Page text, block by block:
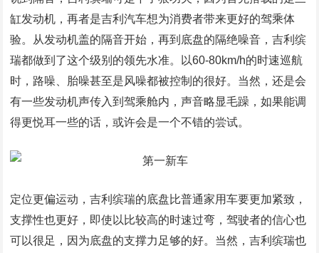
缸发动机，再者是吉利汽车想为消费者带来更好的驾乘体
验。从发动机盖的隔音开始，再到底盘的隔绝噪音，吉利缤
瑞都做到了这个级别的领先水准。以60-80km/h的时速巡航
时，路噪、胎噪甚至是风噪都被控制的很好。当然，还是会
有一些发动机声传入到驾乘舱内，声音略显毛躁，如果能调
得更悦耳一些的话，或许会是一个不错的尝试。
定位更偏运动，吉利缤瑞的底盘比普通家用车要更加紧致，
支撑性也更好，即使以比较高的时速过弯，驾驶者的信心也
可以很足，因为底盘的支撑力足够的好。当然，吉利缤瑞也